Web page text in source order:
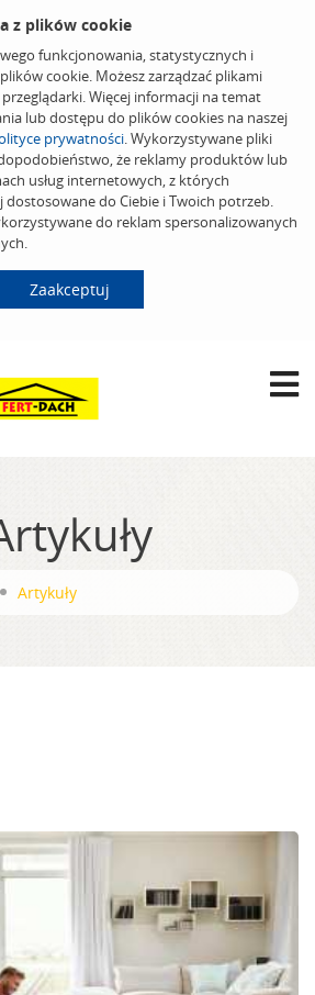
z plików cookie
funkcjonowania, statystycznych i
cookie. Możesz zarządzać plikami
Więcej informacji na temat
lub dostępu do plików cookies na naszej
prywatności. Wykorzystywane pliki
że reklamy produktów lub
usług internetowych, z których
dostosowane do Ciebie i Twoich potrzeb.
do reklam spersonalizowanych
Zaakceptuj
Artykuły